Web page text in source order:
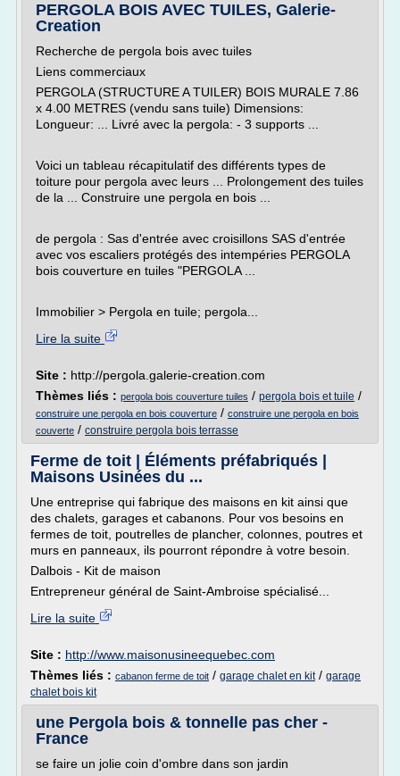
PERGOLA BOIS AVEC TUILES, Galerie-
Creation
Recherche de pergola bois avec tuiles
Liens commerciaux
PERGOLA (STRUCTURE A TUILER) BOIS MURALE 7.86
x 4.00 METRES (vendu sans tuile) Dimensions:
Longueur: ... Livré avec la pergola: - 3 supports ...
Voici un tableau récapitulatif des différents types de
toiture pour pergola avec leurs ... Prolongement des tuiles
de la ... Construire une pergola en bois ...
de pergola : Sas d'entrée avec croisillons SAS d'entrée
avec vos escaliers protégés des intempéries PERGOLA
bois couverture en tuiles "PERGOLA ...
Immobilier > Pergola en tuile; pergola...
Lire la suite
Site : http://pergola.galerie-creation.com
Thèmes liés : pergola bois couverture tuiles / pergola bois et tuile /
construire une pergola en bois couverture / construire une pergola en bois
couverte / construire pergola bois terrasse
Ferme de toit | Éléments préfabriqués |
Maisons Usinées du ...
Une entreprise qui fabrique des maisons en kit ainsi que
des chalets, garages et cabanons. Pour vos besoins en
fermes de toit, poutrelles de plancher, colonnes, poutres et
murs en panneaux, ils pourront répondre à votre besoin.
Dalbois - Kit de maison
Entrepreneur général de Saint-Ambroise spécialisé...
Lire la suite
Site : http://www.maisonusineequebec.com
Thèmes liés : cabanon ferme de toit / garage chalet en kit/ garage
chalet bois kit
une Pergola bois & tonnelle pas cher -
France
se faire un jolie coin d'ombre dans son jardin